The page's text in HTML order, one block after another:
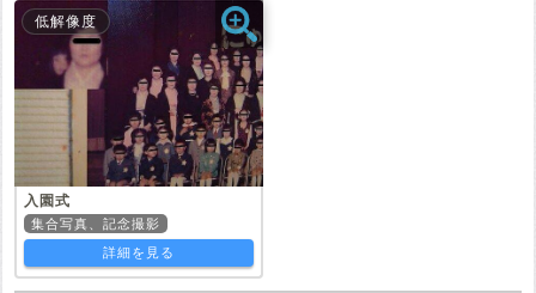
低解像度
入園式
集合写真、記念撮影
詳細を見る